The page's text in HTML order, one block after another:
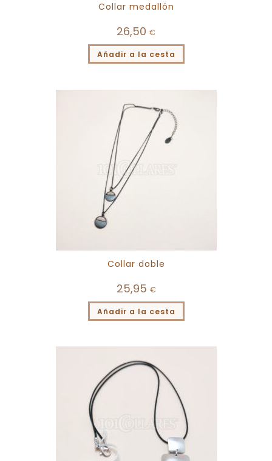
Collar medallón
26,50 €
Añadir a la cesta
Collar doble
25,95 €
Añadir a la cesta